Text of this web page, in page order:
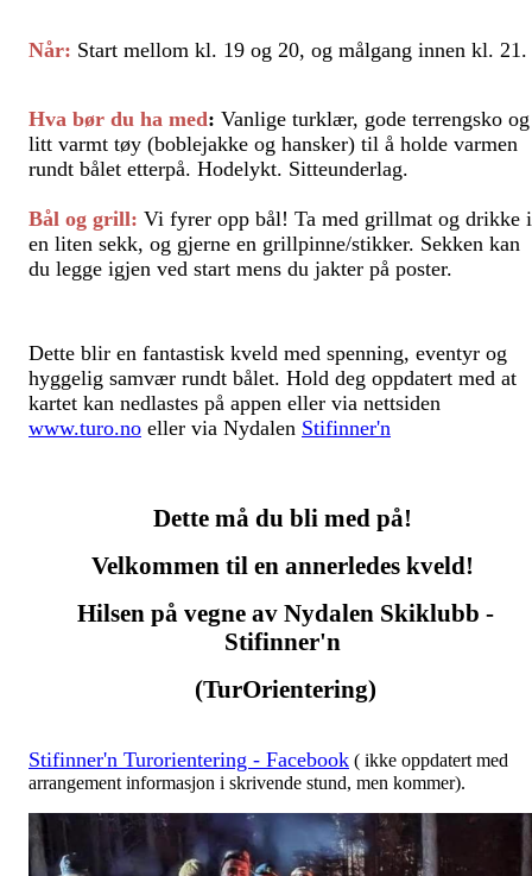
Når: Start mellom kl. 19 og 20, og målgang innen kl. 21.
Hva bør du ha med: Vanlige turklær, gode terrengsko og
litt varmt tøy (boblejakke og hansker) til å holde varmen
rundt bålet etterpå. Hodelykt. Sitteunderlag.
Bål og grill: Vi fyrer opp bål! Ta med grillmat og drikke i
en liten sekk, og gjerne en grillpinne/stikker. Sekken kan
du legge igjen ved start mens du jakter på poster.
Dette blir en fantastisk kveld med spenning, eventyr og
hyggelig samvær rundt bålet. Hold deg oppdatert med at
kartet kan nedlastes på appen eller via nettsiden
www.turo.no eller via Nydalen Stifinner'n
Dette må du bli med på!
Velkommen til en annerledes kveld!
Hilsen på vegne av Nydalen Skiklubb -
Stifinner'n
(TurOrientering)
Stifinner'n Turorientering - Facebook ( ikke oppdatert med
arrangement informasjon i skrivende stund, men kommer).